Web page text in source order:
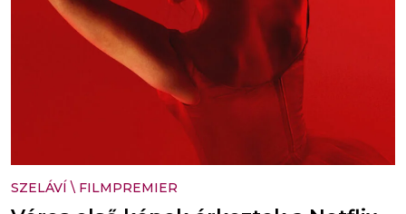
SZELÁVÍ \ FILMPREMIER